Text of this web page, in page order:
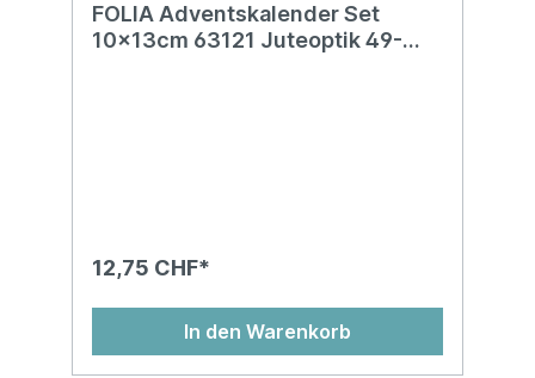
FOLIA Adventskalender Set
10x13cm 63121 Juteoptik 49-
12,75 CHF*
In den Warenkorb